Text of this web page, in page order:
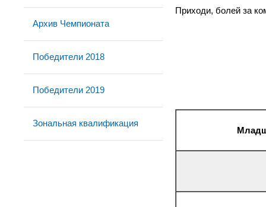
Архив Чемпионата
Победители 2018
Победители 2019
Зональная квалификация
Приходи, болей за